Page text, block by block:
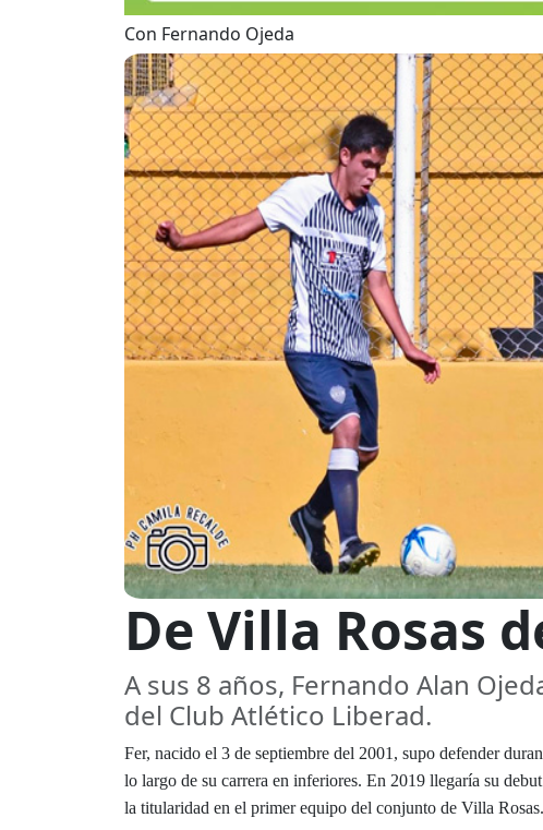
Con Fernando Ojeda
De Villa Rosas
A sus 8 años, Fernando Alan
del Club Atlético Liberad.
Fer, nacido el 3 de septiembre del 2001, supo defender
lo largo de su carrera en inferiores. En 2019 llegaría su
la titularidad en el primer equipo del conjunto de Villa Rosas.